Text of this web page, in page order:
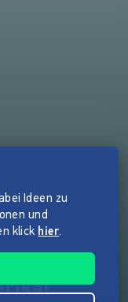
Ideen zu
und
klick hier.